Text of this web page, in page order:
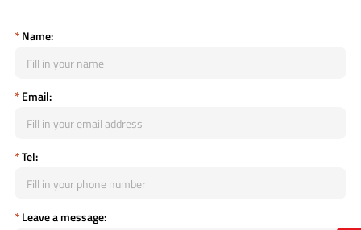
*Name:
*Email:
*Tel:
*Leave a message: